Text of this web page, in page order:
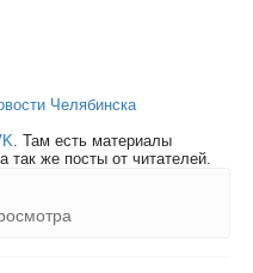
Челябинска
. Там есть материалы
так же посты от читателей.